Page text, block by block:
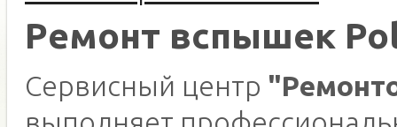
Ремонт вспышек
Сервисный центр